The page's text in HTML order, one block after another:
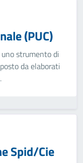
(PUC)
uno strumento di
da elaborati
Spid/Cie